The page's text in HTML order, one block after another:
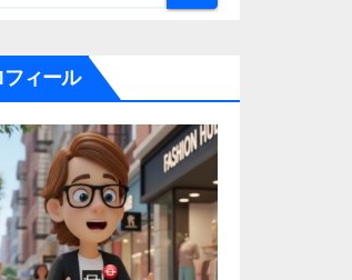
フィール